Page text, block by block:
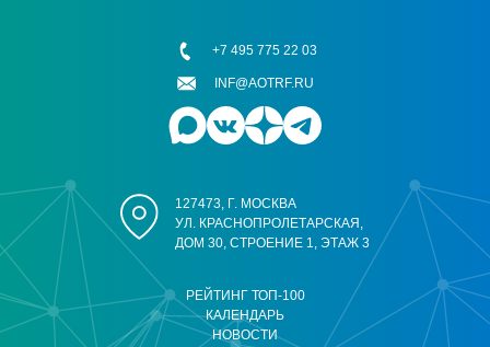
РЕЙТИНГ ТОП-100
КАЛЕНДАРЬ
НОВОСТИ
127473, Г. МОСКВА
УЛ. КРАСНОПРОЛЕТАРСКАЯ,
ДОМ 30, СТРОЕНИЕ 1, ЭТАЖ 3
+7 495 775 22 03
INF@AOTRF.RU